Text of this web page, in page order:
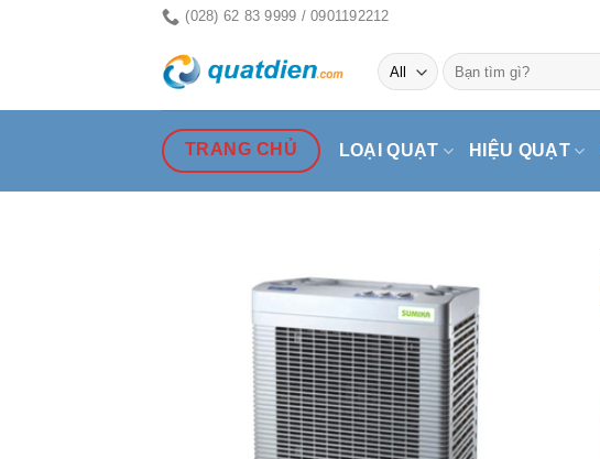
(028) 62 83 9999 / 0901192212
Tìm
kiếm:
TRANG CHỦ LOẠI QUẠT HIỆU QUẠT